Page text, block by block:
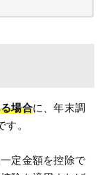
場合に、年末調
す。
定金額を控除で